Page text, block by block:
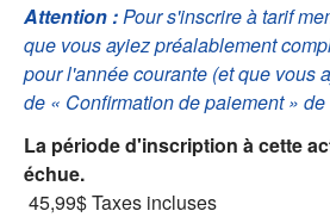
Attention : Pour s'inscrire à tarif
que vous ayiez préalablement
pour l'année courante (et que vous
de « Confirmation de paiement »
La période d'inscription à cette
échue.
45,99$Taxes incluses